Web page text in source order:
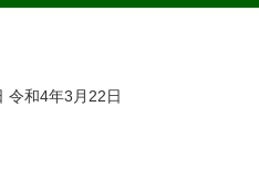
和4年3月22日